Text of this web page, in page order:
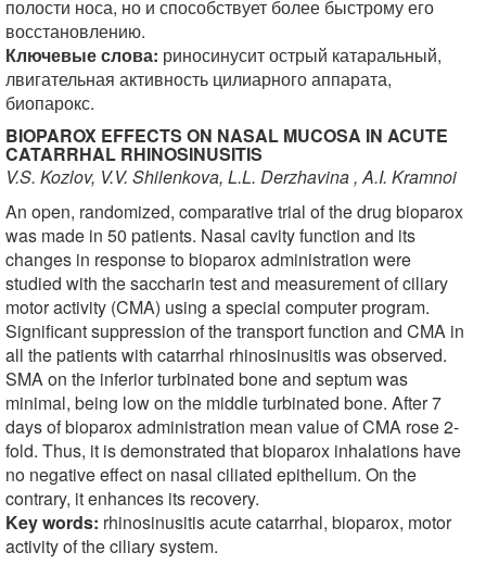
полости носа, но и способствует более быстрому его
восстановлению.
Ключевые слова: риносинусит острый катаральный,
лвигательная активность цилиарного аппарата,
биопарокс.
BIOPAROX EFFECTS ON NASAL MUCOSA IN ACUTE
CATARRHAL RHINOSINUSITIS
V.S. Kozlov, V.V. Shilenkova, L.L. Derzhavina , A.I. Kramnoi
An open, randomized, comparative trial of the drug bioparox
was made in 50 patients. Nasal cavity function and its
changes in response to bioparox administration were
studied with the saccharin test and measurement of ciliary
motor activity (CMA) using a special computer program.
Significant suppression of the transport function and CMA in
all the patients with catarrhal rhinosinusitis was observed.
SMA on the inferior turbinated bone and septum was
minimal, being low on the middle turbinated bone. After 7
days of bioparox administration mean value of CMA rose 2-
fold. Thus, it is demonstrated that bioparox inhalations have
no negative effect on nasal ciliated epithelium. On the
contrary, it enhances its recovery.
Key words: rhinosinusitis acute catarrhal, bioparox, motor
activity of the ciliary system.